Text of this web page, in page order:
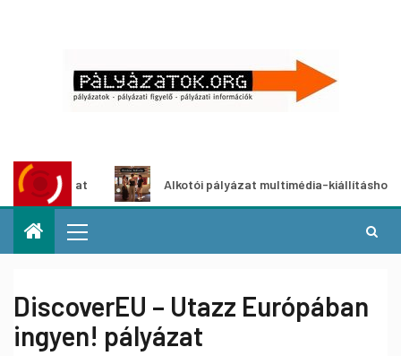
Alkotói pályázat multimédia-kiállításhoz
DiscoverEU – Utazz Európában
ingyen! pályázat